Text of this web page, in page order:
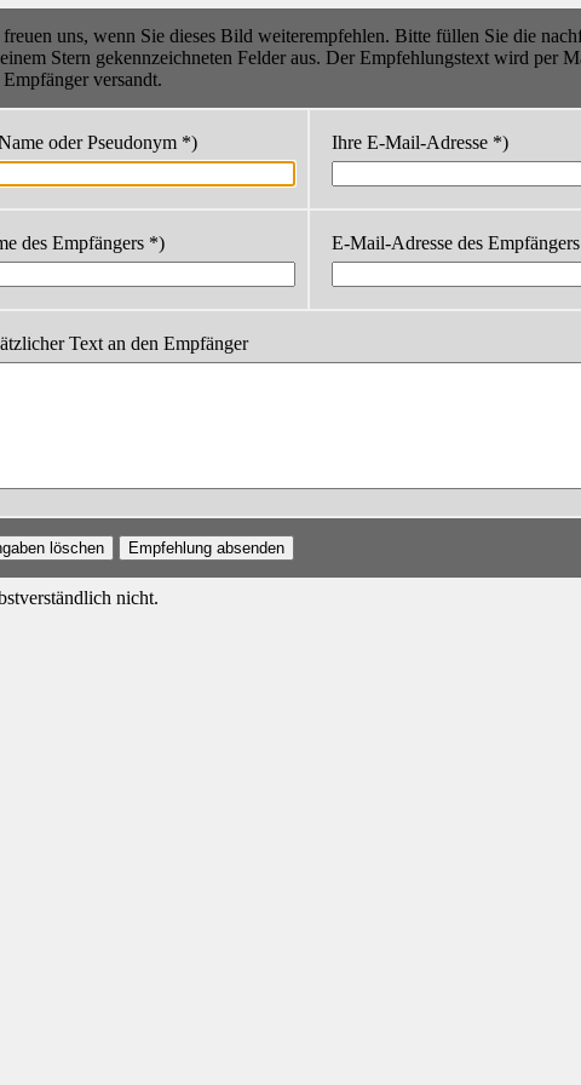
uns, wenn Sie dieses Bild weiterempfehlen. Bitte füllen Sie die
Stern gekennzeichneten Felder aus. Der Empfehlungstext wird per
Empfänger versandt.
oder Pseudonym *) Ihre E-Mail-Adresse *)
des Empfängers *) E-Mail-Adresse des
Text an den Empfänger
löschen Empfehlung absenden
nicht.